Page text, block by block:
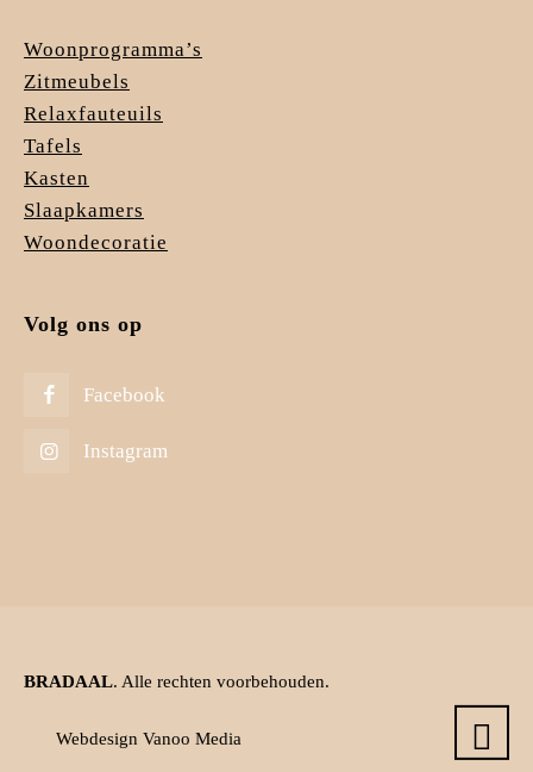
Woonprogramma’s
Zitmeubels
Relaxfauteuils
Tafels
Kasten
Slaapkamers
Woondecoratie
Volg ons op
Facebook
Instagram
BRADAAL. Alle rechten voorbehouden.
Webdesign Vanoo Media